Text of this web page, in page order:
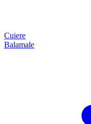
Cuiere
Balamale